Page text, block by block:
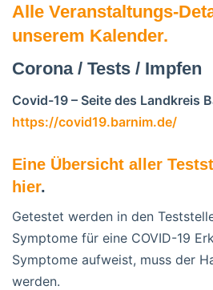
Alle Veranstaltungs-
unserem Kalender.
Corona / Tests / Impfen
Covid-19 – Seite des Landkreis
https://covid19.barnim.de/
Eine Übersicht aller
hier.
Getestet werden in den
Symptome für eine COVID-19
Symptome aufweist, muss der
werden.